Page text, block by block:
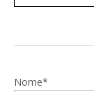
Nome*